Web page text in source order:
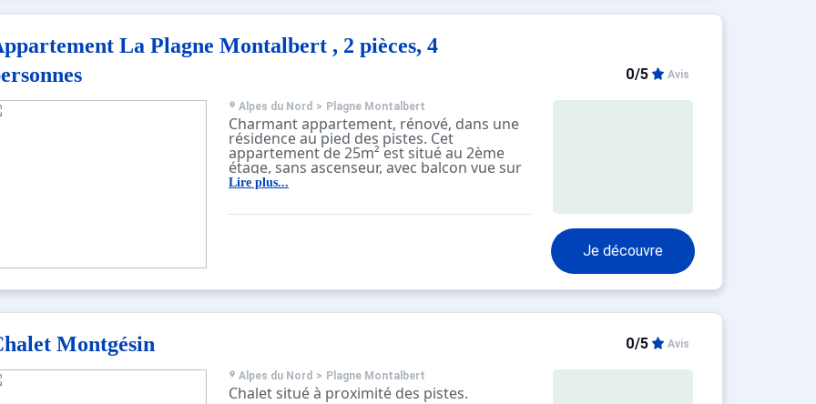
La Plagne Montalbert , 2 pièces, 4
0/5 Avis
Alpes du Nord > Plagne Montalbert
Charmant appartement, rénové, dans une
résidence au pied des pistes. Cet
appartement de 25m² est situé au 2ème
étage, sans ascenseur, avec balcon vue sur
la vallée.
Il se compose, d'une entrée avec un WC
appareil à raclette, cafetière TASSIMO,
placard de rangement.
Une salle de bain avec baignoire, sèche
cheveux
Lire plus...
Je découvre
Montgésin 0/5 Avis
Alpes du Nord > Plagne Montalbert
Chalet situé à proximité des pistes.